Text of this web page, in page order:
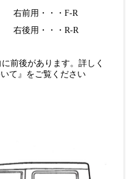
前用・・・F-R
後用・・・R-R
前後があります。詳しく
て』をご覧ください